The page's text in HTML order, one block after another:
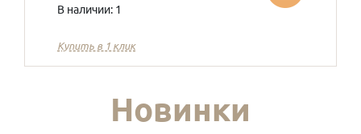
В наличии: 1
Купить в 1 клик
Новинки